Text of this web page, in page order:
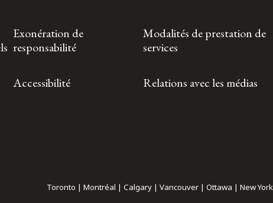
Exonération de
responsabilité
Modalités de prestation de
services
Accessibilité Relations avec les médias
Toronto | Montréal | Calgary | Vancouver | Ottawa | New York